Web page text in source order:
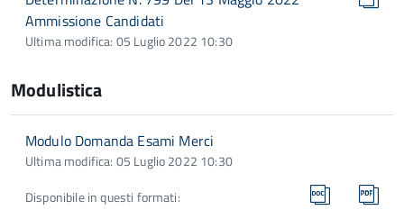
Ammissione Candidati
Ultima modifica: 05 Luglio 2022 10:30
Modulistica
Modulo Domanda Esami Merci
Ultima modifica: 05 Luglio 2022 10:30
Disponibile in questi formati: